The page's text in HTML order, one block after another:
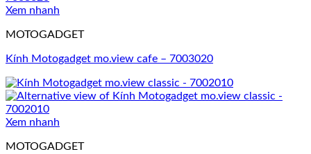
Xem nhanh
MOTOGADGET
Kính Motogadget mo.view cafe – 7003020
Xem nhanh
MOTOGADGET